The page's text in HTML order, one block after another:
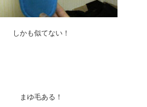
しかも似てない！
まゆ毛ある！